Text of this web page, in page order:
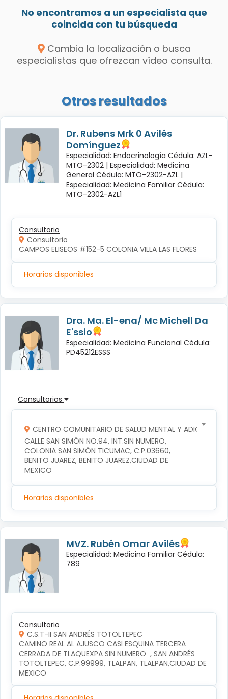
No encontramos a un especialista que
coincida con tu búsqueda
Cambia la localización o busca
especialistas que ofrezcan vídeo consulta.
Otros resultados
Dr. Rubens Mrk 0 Avilés
Domínguez
Especialidad: Endocrinología Cédula: AZL-
MTO-2302 | Especialidad: Medicina
General Cédula: MTO-2302-AZL |
Especialidad: Medicina Familiar Cédula:
MTO-2302-AZL1
Consultorio
Consultorio
CAMPOS ELISEOS #152-5 COLONIA VILLA LAS FLORES
Horarios disponibles
Dra. Ma. El-ena/ Mc Michell Da
E'ssio
Especialidad: Medicina Funcional Cédula:
PD45212ESSS
Consultorios
CENTRO COMUNITARIO DE SALUD MENTAL Y ADICCIONES
CALLE SAN SIMÓN NO.94, INT.SIN NUMERO,
COLONIA SAN SIMÓN TICUMAC, C.P.03660,
BENITO JUAREZ, BENITO JUAREZ,CIUDAD DE
MEXICO
Horarios disponibles
MVZ. Rubén Omar Avilés
Especialidad: Medicina Familiar Cédula:
789
Consultorio
C.S.T-II SAN ANDRÉS TOTOLTEPEC
CAMINO REAL AL AJUSCO CASI ESQUINA TERCERA
CERRADA DE TLAQUEXPA SIN NUMERO  , SAN ANDRÉS
TOTOLTEPEC, C.P.99999, TLALPAN, TLALPAN,CIUDAD DE
MEXICO